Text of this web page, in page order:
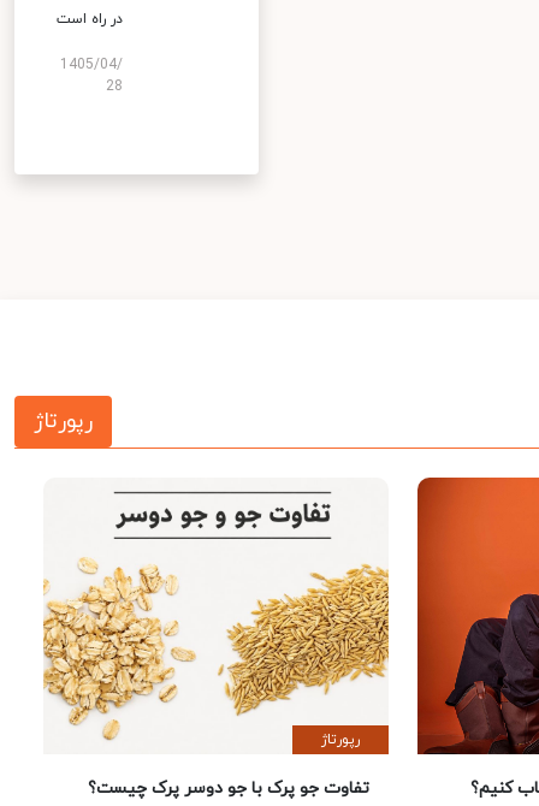
در راه است
1405/04/
28
رپورتاژ
کنیم؟
رپورتاژ
تفاوت جو پرک با جو دوسر پرک چیست؟